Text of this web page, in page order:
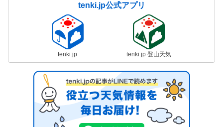
tenki.jp公式アプリ
tenki.jp tenki.jp 登山天気